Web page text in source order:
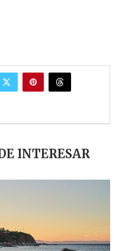
INTERESAR